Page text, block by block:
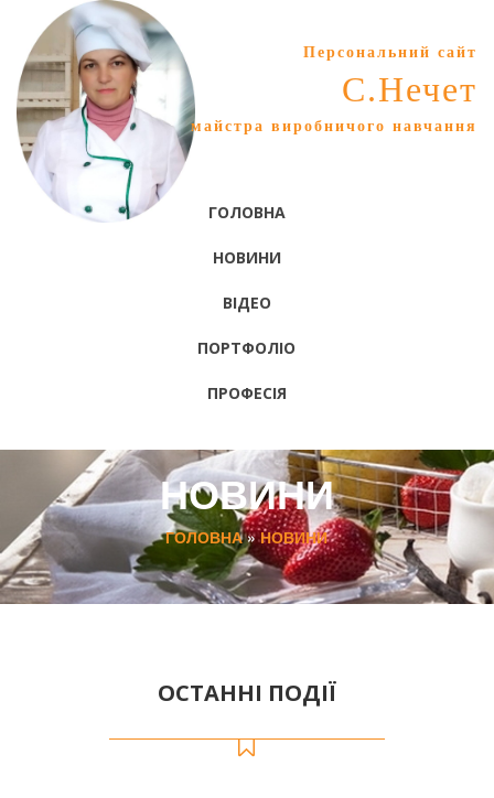
Персональний сайт
С.Нечет
майстра виробничого навчання
ГОЛОВНА
НОВИНИ
ВІДЕО
ПОРТФОЛІО
ПРОФЕСІЯ
НОВИНИ
ГОЛОВНА»НОВИНИ
ОСТАННІ ПОДІЇ